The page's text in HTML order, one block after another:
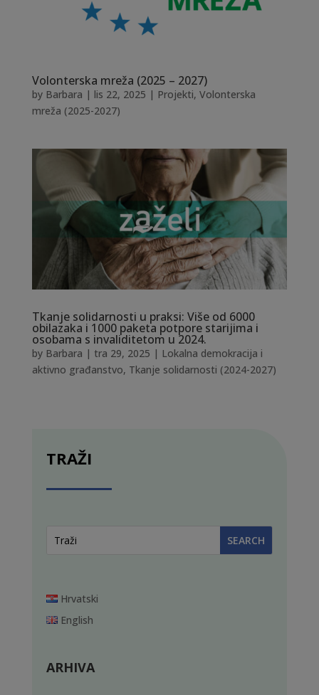
Volonterska mreža (2025 – 2027)
by Barbara | lis 22, 2025 | Projekti, Volonterska
mreža (2025-2027)
Tkanje solidarnosti u praksi: Više od 6000
obilazaka i 1000 paketa potpore starijima i
osobama s invaliditetom u 2024.
by Barbara | tra 29, 2025 | Lokalna demokracija i
aktivno građanstvo, Tkanje solidarnosti (2024-2027)
TRAŽI
Hrvatski
English
ARHIVA